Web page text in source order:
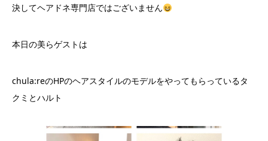
決してヘアドネ専門店ではございません
本日の美らゲストは
chula:reのHPのヘアスタイルのモデルをやってもらっているタ
クミとハルト